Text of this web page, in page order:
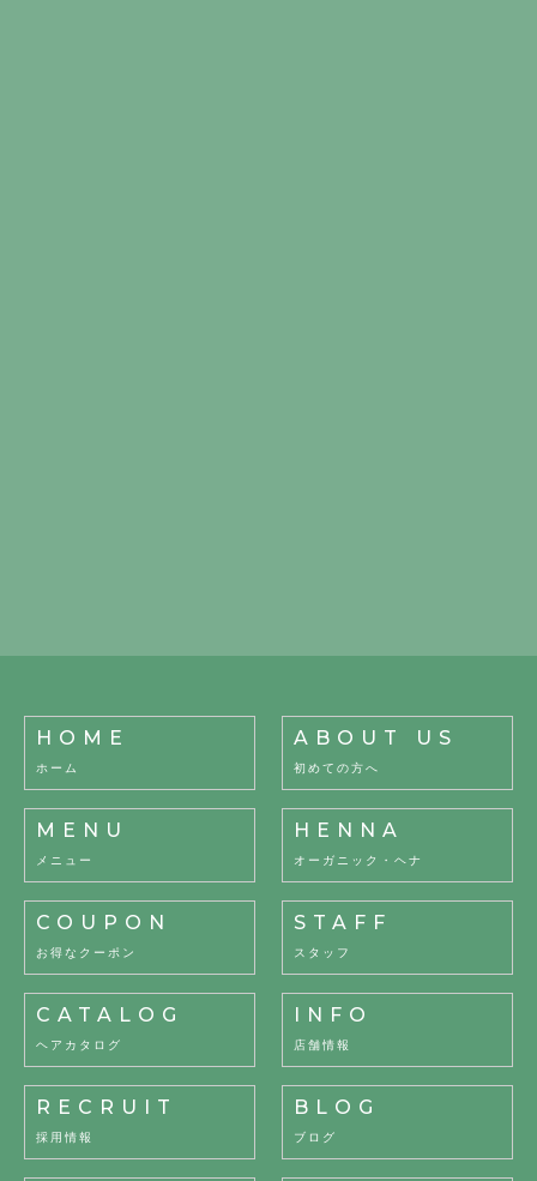
HOME
ホーム
ABOUT US
初めての方へ
MENU
メニュー
HENNA
オーガニック・ヘナ
COUPON
お得なクーポン
STAFF
スタッフ
CATALOG
ヘアカタログ
INFO
店舗情報
RECRUIT
採用情報
BLOG
ブログ